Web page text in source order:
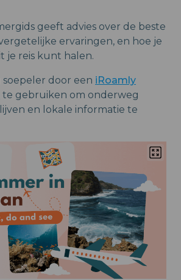
geeft advies over de beste
ervaringen, en hoe je
je reis kunt halen.
soepeler door een iRoamly
te gebruiken om onderweg
en lokale informatie te